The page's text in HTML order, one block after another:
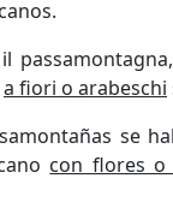
a fiori o arabeschi
se
con flores o